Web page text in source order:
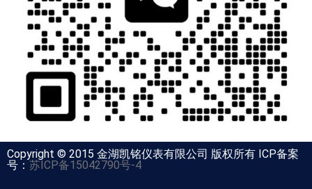
Copyright © 2015 金湖凯铭仪表有限公司 版权所有 ICP备案
号： 苏ICP备15042790号-4